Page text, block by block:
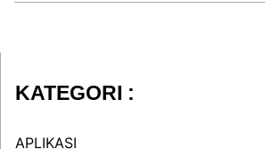
KATEGORI :
APLIKASI